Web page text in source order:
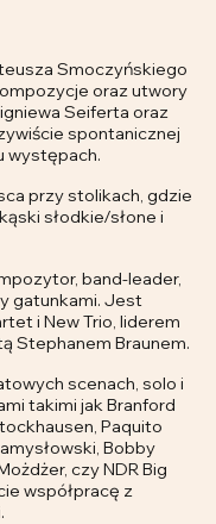
Smoczyńskiego
oraz utwory
Seiferta oraz
spontanicznej
występach.
przy stolikach, gdzie
słodkie/słone i
band-leader,
gatunkami. Jest
i New Trio, liderem
Stephanem Braunem.
scenach, solo i
takimi jak Branford
Paquito
Bobby
czy NDR Big
współpracę z